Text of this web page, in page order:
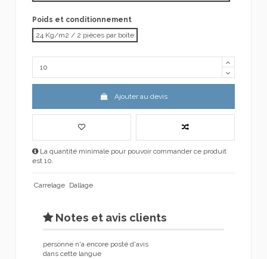
Poids et conditionnement
24 Kg/m2 / 2 pièces par boîte
Ajouter au devis
La quantité minimale pour pouvoir commander ce produit
est 10.
Carrelage Dallage
Notes et avis clients
personne n'a encore posté d'avis
dans cette langue